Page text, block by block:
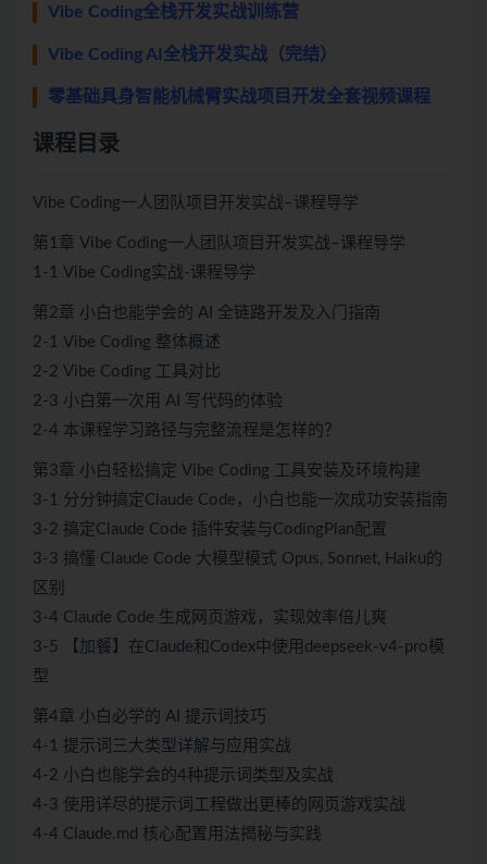
Vibe Coding全栈开发实战训练营
Vibe Coding AI全栈开发实战（完结）
零基础具身智能机械臂实战项目开发全套视频课程
课程目录
Vibe Coding一人团队项目开发实战–课程导学
第1章 Vibe Coding一人团队项目开发实战–课程导学
1-1 Vibe Coding实战-课程导学
第2章 小白也能学会的 AI 全链路开发及入门指南
2-1 Vibe Coding 整体概述
2-2 Vibe Coding 工具对比
2-3 小白第一次用 AI 写代码的体验
2-4 本课程学习路径与完整流程是怎样的？
第3章 小白轻松搞定 Vibe Coding 工具安装及环境构建
3-1 分分钟搞定Claude Code，小白也能一次成功安装指南
3-2 搞定Claude Code 插件安装与CodingPlan配置
3-3 搞懂 Claude Code 大模型模式 Opus, Sonnet, Haiku的
区别
3-4 Claude Code 生成网页游戏，实现效率倍儿爽
3-5 【加餐】在Claude和Codex中使用deepseek-v4-pro模
型
第4章 小白必学的 AI 提示词技巧
4-1 提示词三大类型详解与应用实战
4-2 小白也能学会的4种提示词类型及实战
4-3 使用详尽的提示词工程做出更棒的网页游戏实战
4-4 Claude.md 核心配置用法揭秘与实践